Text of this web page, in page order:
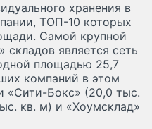
хранения в
ТОП-10 которых
Самой крупной
складов является сеть
площадью 25,7
компаний в этом
«Сити-Бокс» (20,0 тыс.
кв. м) и «Хоумсклад»